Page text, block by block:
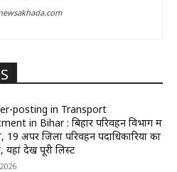
posting in Transport
in Bihar : बिहार परिवहन विभाग में
अपर जिला परिवहन पदाधिकारियों का
यहां देखें पूरी लिस्ट